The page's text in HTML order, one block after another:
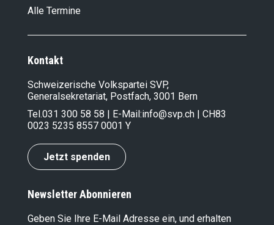
Alle Termine
Kontakt
Schweizerische Volkspartei SVP,
Generalsekretariat, Postfach, 3001 Bern
Tel.031 300 58 58 | E-Mail:info@svp.ch | CH83
0023 5235 8557 0001 Y
Jetzt spenden
Newsletter Abonnieren
Geben Sie Ihre E-Mail Adresse ein, und erhalten